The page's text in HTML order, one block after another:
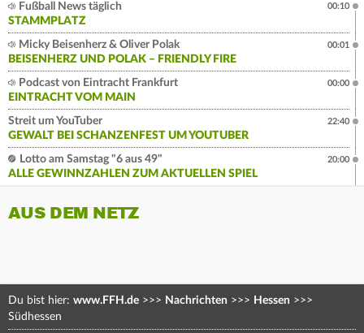
Fußball News täglich
STAMMPLATZ
00:10
Micky Beisenherz & Oliver Polak
BEISENHERZ UND POLAK – FRIENDLY FIRE
00:01
Podcast von Eintracht Frankfurt
EINTRACHT VOM MAIN
00:00
Streit um YouTuber
GEWALT BEI SCHANZENFEST UM YOUTUBER
22:40
Lotto am Samstag "6 aus 49"
ALLE GEWINNZAHLEN ZUM AKTUELLEN SPIEL
20:00
AUS DEM NETZ
Du bist hier: www.FFH.de >>> Nachrichten >>> Hessen >>>
Südhessen